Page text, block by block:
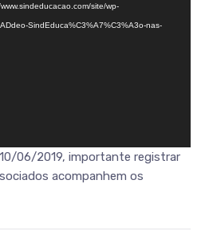
site/wp-
SindEduca%C3%A7%C3%A3o-nas-
06/2019, importante registrar
acompanhem os